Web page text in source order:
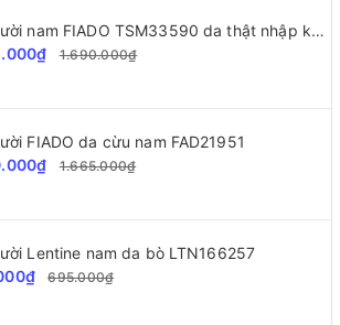
Giày lười nam FIADO TSM33590 da thật nhập khẩu
1.690.000₫
FIADO da cừu nam FAD21951
1.665.000₫
Lentine nam da bò LTN166257
695.000₫